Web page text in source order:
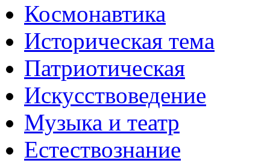
Космонавтика
Историческая тема
Патриотическая
Искусствоведение
Музыка и театр
Естествознание